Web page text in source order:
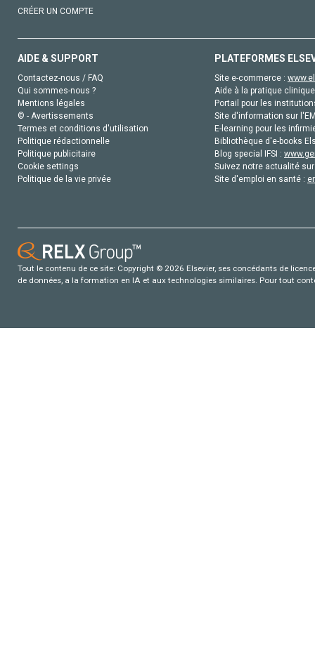
CRÉER UN COMPTE
AIDE & SUPPORT
Contactez-nous / FAQ
Qui sommes-nous ?
Mentions légales
© - Avertissements
Termes et conditions d'utilisation
Politique rédactionnelle
Politique publicitaire
Cookie settings
Politique de la vie privée
PLATEFORMES
Site e-commerce :
Aide à la pratique
Portail pour les
Site d'information sur
E-learning pour les
Bibliothèque d'e-books
Blog special IFSI :
Suivez notre actualité
Site d'emploi en santé :
Tout le contenu de ce site: Copyright © 2026 Elsevier, ses concédants de
de données, a la formation en IA et aux technologies similaires. Pour tout